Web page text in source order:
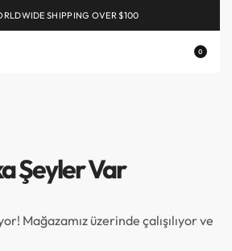
SHIPPING OVER $100
0
Şeyler Var
Mağazamız üzerinde çalışılıyor ve